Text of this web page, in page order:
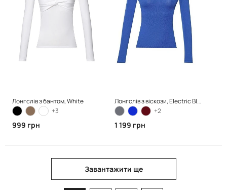
Лонгслів з бантом, White
+3
999 грн
Лонгслів з віскози, Electric Blue
+2
1 199 грн
Завантажити ще